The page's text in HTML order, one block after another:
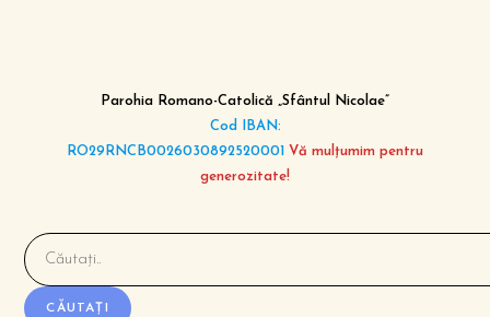
Parohia Romano-Catolică „Sfântul Nicolae”
Cod IBAN:
RO29RNCB0026030892520001 Vă mulțumim pentru
generozitate!
CĂUTAȚI